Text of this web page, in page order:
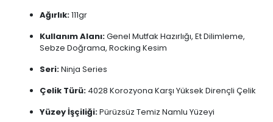
Ağırlık:111gr
Kullanım Alanı:Genel Mutfak Hazırlığı, Et Dilimleme,
Sebze Doğrama, Rocking Kesim
Seri:Ninja Series
Çelik Türü: 4028 Korozyona Karşı Yüksek Dirençli Çelik
Yüzey İşçiliği:Pürüzsüz Temiz Namlu Yüzeyi